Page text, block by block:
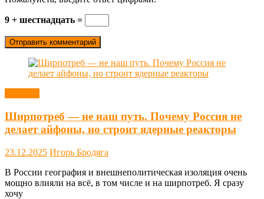
9 + шестнадцать =
Ширпотреб — не наш путь. Почему Россия не
делает айфоны, но строит ядерные реакторы
23.12.2025 Игорь Бродяга
В России география и внешнеполитическая изоляция очень
мощно влияли на всё, в том числе и на ширпотреб. Я сразу
хочу